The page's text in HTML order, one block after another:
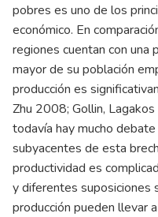
pobres es uno de los
económico. En
regiones cuentan con una
mayor de su población
producción es
Zhu 2008; Gollin,
todavía hay mucho
subyacentes de esta
productividad es
y diferentes suposiciones
producción pueden llevar